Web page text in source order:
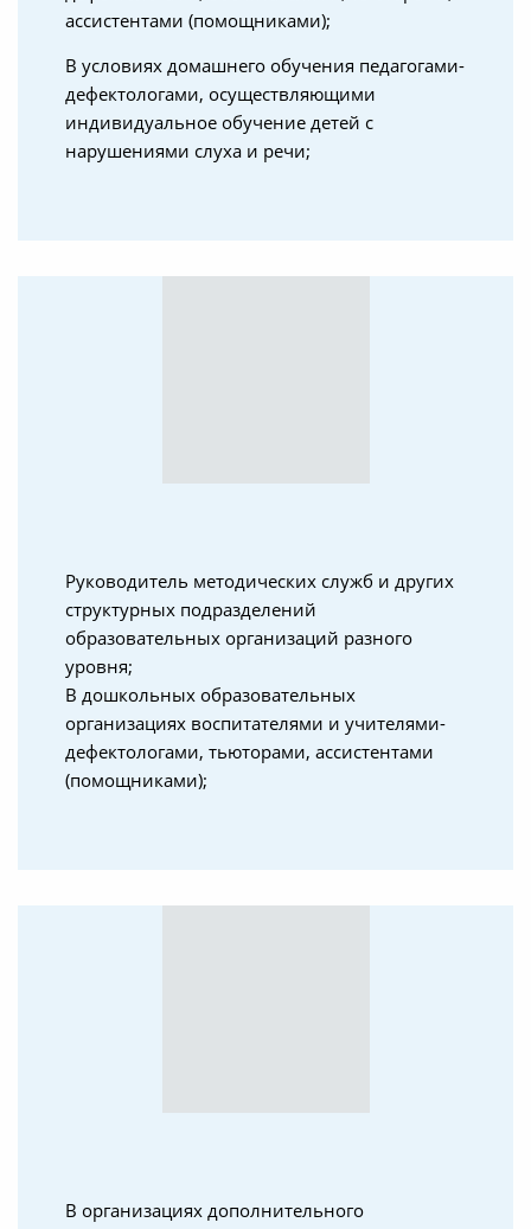
ассистентами (помощниками);
В условиях домашнего обучения педагогами-
дефектологами, осуществляющими
индивидуальное обучение детей с
нарушениями слуха и речи;
Руководитель методических служб и других
структурных подразделений
образовательных организаций разного
уровня;
В дошкольных образовательных
организациях воспитателями и учителями-
дефектологами, тьюторами, ассистентами
(помощниками);
В организациях дополнительного